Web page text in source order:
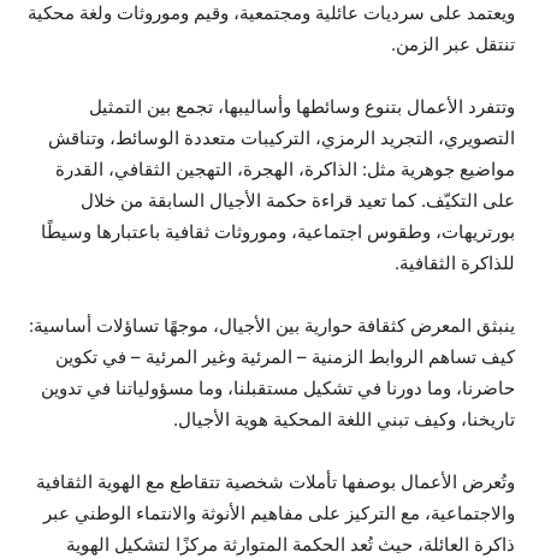
ويعتمد على سرديات عائلية ومجتمعية، وقيم وموروثات ولغة محكية
تنتقل عبر الزمن.
وتتفرد الأعمال بتنوع وسائطها وأساليبها، تجمع بين التمثيل
التصويري، التجريد الرمزي، التركيبات متعددة الوسائط، وتناقش
مواضيع جوهرية مثل: الذاكرة، الهجرة، التهجين الثقافي، القدرة
على التكيّف. كما تعيد قراءة حكمة الأجيال السابقة من خلال
بورتريهات، وطقوس اجتماعية، وموروثات ثقافية باعتبارها وسيطًا
للذاكرة الثقافية.
ينبثق المعرض كثقافة حوارية بين الأجيال، موجهًا تساؤلات أساسية:
كيف تساهم الروابط الزمنية – المرئية وغير المرئية – في تكوين
حاضرنا، وما دورنا في تشكيل مستقبلنا، وما مسؤولياتنا في تدوين
تاريخنا، وكيف تبني اللغة المحكية هوية الأجيال.
وتُعرض الأعمال بوصفها تأملات شخصية تتقاطع مع الهوية الثقافية
والاجتماعية، مع التركيز على مفاهيم الأنوثة والانتماء الوطني عبر
ذاكرة العائلة، حيث تُعد الحكمة المتوارثة مركزًا لتشكيل الهوية